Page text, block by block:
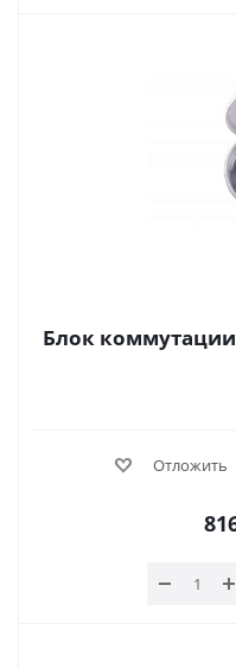
Блок коммутации
Отложить